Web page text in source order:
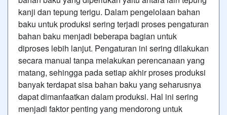
kanji dan tepung terigu. Dalam pengelolaan bahan
baku untuk produksi sering terjadi proses pengaturan
bahan baku menjadi beberapa bagian untuk
diproses lebih lanjut. Pengaturan ini sering dilakukan
secara manual tanpa melakukan perencanaan yang
matang, sehingga pada setiap akhir proses produksi
banyak terdapat sisa bahan baku yang seharusnya
dapat dimanfaatkan dalam produksi. Hal ini sering
menjadi faktor penting yang mendorong untuk